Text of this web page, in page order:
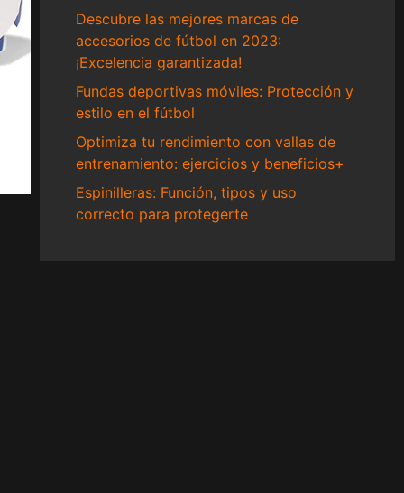
Descubre las mejores marcas de
accesorios de fútbol en 2023:
¡Excelencia garantizada!
Fundas deportivas móviles: Protección y
estilo en el fútbol
Optimiza tu rendimiento con vallas de
entrenamiento: ejercicios y beneficios+
Espinilleras: Función, tipos y uso
correcto para protegerte